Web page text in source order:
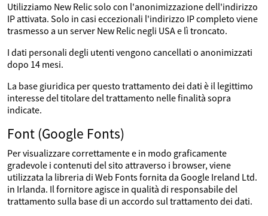
Utilizziamo New Relic solo con l'anonimizzazione dell'indirizzo
IP attivata. Solo in casi eccezionali l'indirizzo IP completo viene
trasmesso a un server New Relic negli USA e lì troncato.
I dati personali degli utenti vengono cancellati o anonimizzati
dopo 14 mesi.
La base giuridica per questo trattamento dei dati è il legittimo
interesse del titolare del trattamento nelle finalità sopra
indicate.
Font (Google Fonts)
Per visualizzare correttamente e in modo graficamente
gradevole i contenuti del sito attraverso i browser, viene
utilizzata la libreria di Web Fonts fornita da Google Ireland Ltd.
in Irlanda. Il fornitore agisce in qualità di responsabile del
trattamento sulla base di un accordo sul trattamento dei dati.